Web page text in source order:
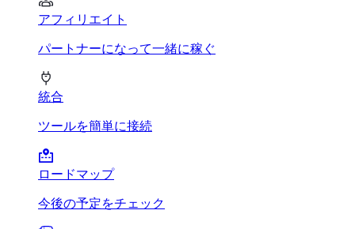
アフィリエイト
パートナーになって一緒に稼ぐ
統合
ツールを簡単に接続
ロードマップ
今後の予定をチェック